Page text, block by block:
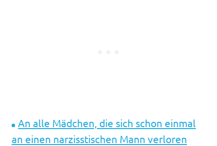
An alle Mädchen, die sich schon einmal
an einen narzisstischen Mann verloren